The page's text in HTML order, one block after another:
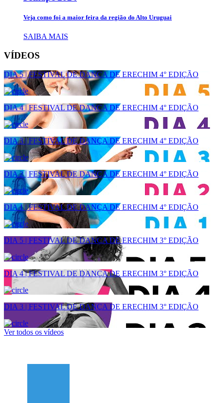
Veja como foi a maior feira da região do Alto Uruguai
SAIBA MAIS
VÍDEOS
DIA 5 | FESTIVAL DE DANÇA DE ERECHIM 4° EDIÇÃO
DIA 4 | FESTIVAL DE DANÇA DE ERECHIM 4° EDIÇÃO
DIA 3 | FESTIVAL DE DANÇA DE ERECHIM 4° EDIÇÃO
DIA 2 | FESTIVAL DE DANÇA DE ERECHIM 4° EDIÇÃO
DIA 1 | FESTIVAL DE DANÇA DE ERECHIM 4° EDIÇÃO
DIA 5 | FESTIVAL DE DANÇA DE ERECHIM 3° EDIÇÃO
DIA 4 | FESTIVAL DE DANÇA DE ERECHIM 3° EDIÇÃO
DIA 3 | FESTIVAL DE DANÇA DE ERECHIM 3° EDIÇÃO
Ver todos os vídeos